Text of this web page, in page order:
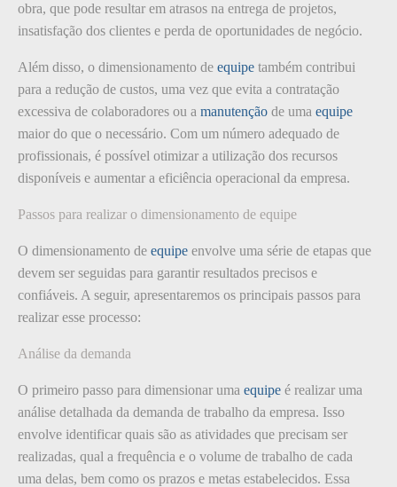
obra, que pode resultar em atrasos na entrega de projetos,
insatisfação dos clientes e perda de oportunidades de negócio.
Além disso, o dimensionamento de equipe também contribui
para a redução de custos, uma vez que evita a contratação
excessiva de colaboradores ou a manutenção de uma equipe
maior do que o necessário. Com um número adequado de
profissionais, é possível otimizar a utilização dos recursos
disponíveis e aumentar a eficiência operacional da empresa.
Passos para realizar o dimensionamento de equipe
O dimensionamento de equipe envolve uma série de etapas que
devem ser seguidas para garantir resultados precisos e
confiáveis. A seguir, apresentaremos os principais passos para
realizar esse processo:
Análise da demanda
O primeiro passo para dimensionar uma equipe é realizar uma
análise detalhada da demanda de trabalho da empresa. Isso
envolve identificar quais são as atividades que precisam ser
realizadas, qual a frequência e o volume de trabalho de cada
uma delas, bem como os prazos e metas estabelecidos. Essa